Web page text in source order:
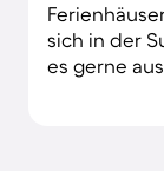
sich in der
es gerne